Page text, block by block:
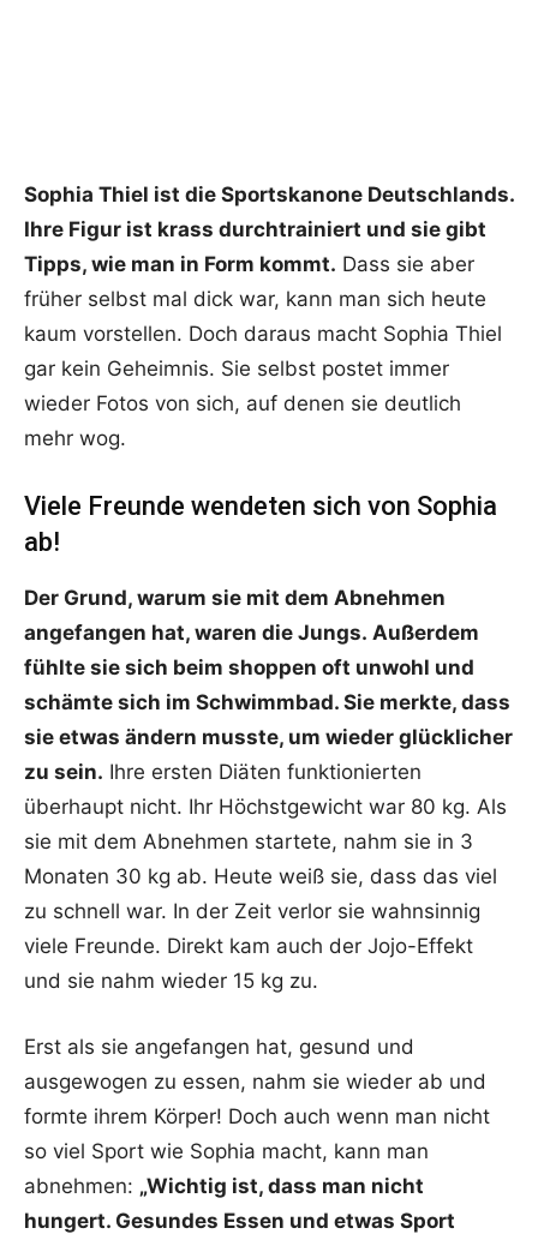
Sophia Thiel ist die Sportskanone Deutschlands.
Ihre Figur ist krass durchtrainiert und sie gibt
Tipps, wie man in Form kommt. Dass sie aber
früher selbst mal dick war, kann man sich heute
kaum vorstellen. Doch daraus macht Sophia Thiel
gar kein Geheimnis. Sie selbst postet immer
wieder Fotos von sich, auf denen sie deutlich
mehr wog.
Viele Freunde wendeten sich von Sophia
ab!
Der Grund, warum sie mit dem Abnehmen
angefangen hat, waren die Jungs. Außerdem
fühlte sie sich beim shoppen oft unwohl und
schämte sich im Schwimmbad. Sie merkte, dass
sie etwas ändern musste, um wieder glücklicher
zu sein. Ihre ersten Diäten funktionierten
überhaupt nicht. Ihr Höchstgewicht war 80 kg. Als
sie mit dem Abnehmen startete, nahm sie in 3
Monaten 30 kg ab. Heute weiß sie, dass das viel
zu schnell war. In der Zeit verlor sie wahnsinnig
viele Freunde. Direkt kam auch der Jojo-Effekt
und sie nahm wieder 15 kg zu.
Erst als sie angefangen hat, gesund und
ausgewogen zu essen, nahm sie wieder ab und
formte ihrem Körper! Doch auch wenn man nicht
so viel Sport wie Sophia macht, kann man
abnehmen: „Wichtig ist, dass man nicht
hungert. Gesundes Essen und etwas Sport